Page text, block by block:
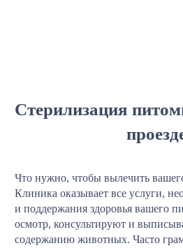
Стерилизация
Что нужно, чтобы вылечить
Клиника оказывает все услуги,
и поддержания здоровья вашего
осмотр, консультируют и
содержанию животных. Часто